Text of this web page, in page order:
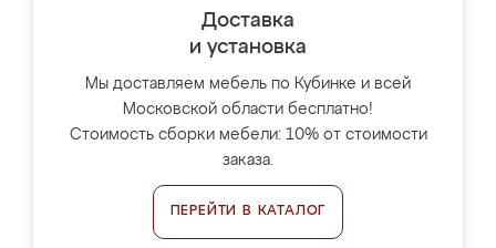
Доставка
и установка
Мы доставляем мебель по Кубинке и всей
Московской области бесплатно!
Стоимость сборки мебели: 10% от стоимости
заказа.
ПЕРЕЙТИ В КАТАЛОГ